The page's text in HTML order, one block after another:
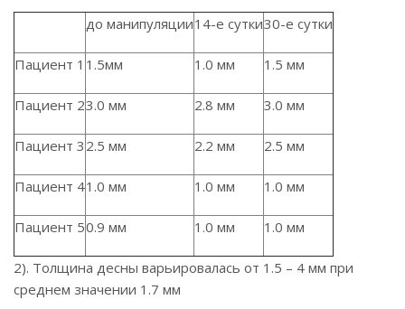
до манипуляции14-е сутки30-е сутки
Пациент 1 1.5мм 1.0 мм 1.5 мм
Пациент 23.0 мм 2.8 мм 3.0 мм
Пациент 3 2.5 мм 2.2 мм 2.5 мм
Пациент 41.0 мм 1.0 мм 1.0 мм
Пациент 50.9 мм 1.0 мм 1.0 мм
2). Толщина десны варьировалась от 1.5 – 4 мм при
среднем значении 1.7 мм